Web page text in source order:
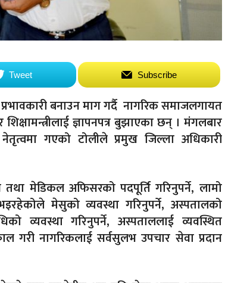
Tweet Subscribe
प्रभावकारी बनाउन माग गर्दै नागरिक समाजलगायत
ज्ञापनपत्र बुझाएका छन् । मंगलबार
गएको टोलीले प्रमुख जिल्ला अधिकारी
तथा मेडिकल अफिसरको पदपूर्ति गरिनुपर्ने, लामो
मेसुको व्यवस्था गरिनुपर्ने, अस्पतालको
व्यवस्था गरिनुपर्ने, अस्पताललाई व्यवस्थित
गरी नागरिकलाई सर्वसुलभ उपचार सेवा प्रदान